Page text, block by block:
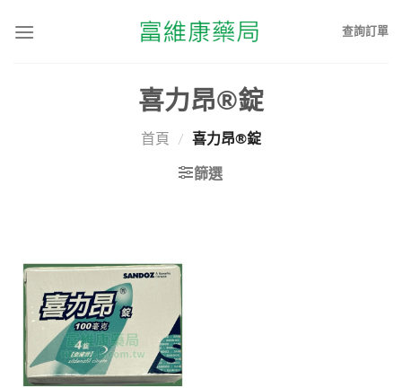
查詢訂單
喜力昂®錠
首頁 / 喜力昂®錠
篩選